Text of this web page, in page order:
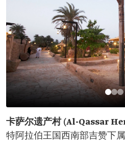
卡萨尔遗产村 (Al-Qassar
特阿拉伯王国西南部吉赞下